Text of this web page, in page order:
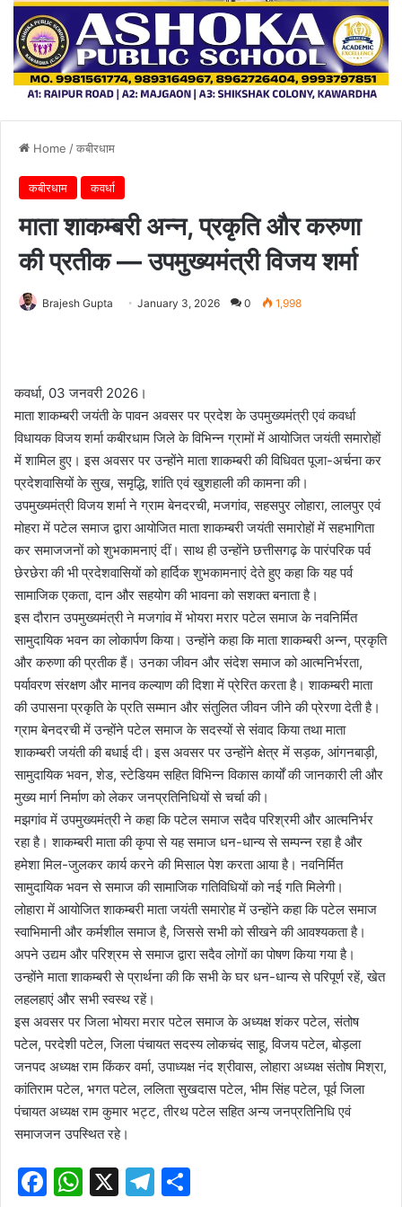
Home /कबीरधाम
कबीरधाम कवर्धा
माता शाकम्बरी अन्न, प्रकृति और करुणा
की प्रतीक — उपमुख्यमंत्री विजय शर्मा
Brajesh Gupta January 3, 2026 0 1,998
कवर्धा, 03 जनवरी 2026।
माता शाकम्बरी जयंती के पावन अवसर पर प्रदेश के उपमुख्यमंत्री एवं कवर्धा
विधायक विजय शर्मा कबीरधाम जिले के विभिन्न ग्रामों में आयोजित जयंती समारोहों
में शामिल हुए। इस अवसर पर उन्होंने माता शाकम्बरी की विधिवत पूजा-अर्चना कर
प्रदेशवासियों के सुख, समृद्धि, शांति एवं खुशहाली की कामना की।
उपमुख्यमंत्री विजय शर्मा ने ग्राम बेनदरची, मजगांव, सहसपुर लोहारा, लालपुर एवं
मोहरा में पटेल समाज द्वारा आयोजित माता शाकम्बरी जयंती समारोहों में सहभागिता
कर समाजजनों को शुभकामनाएं दीं। साथ ही उन्होंने छत्तीसगढ़ के पारंपरिक पर्व
छेरछेरा की भी प्रदेशवासियों को हार्दिक शुभकामनाएं देते हुए कहा कि यह पर्व
सामाजिक एकता, दान और सहयोग की भावना को सशक्त बनाता है।
इस दौरान उपमुख्यमंत्री ने मजगांव में भोयरा मरार पटेल समाज के नवनिर्मित
सामुदायिक भवन का लोकार्पण किया। उन्होंने कहा कि माता शाकम्बरी अन्न, प्रकृति
और करुणा की प्रतीक हैं। उनका जीवन और संदेश समाज को आत्मनिर्भरता,
पर्यावरण संरक्षण और मानव कल्याण की दिशा में प्रेरित करता है। शाकम्बरी माता
की उपासना प्रकृति के प्रति सम्मान और संतुलित जीवन जीने की प्रेरणा देती है।
ग्राम बेनदरची में उन्होंने पटेल समाज के सदस्यों से संवाद किया तथा माता
शाकम्बरी जयंती की बधाई दी। इस अवसर पर उन्होंने क्षेत्र में सड़क, आंगनबाड़ी,
सामुदायिक भवन, शेड, स्टेडियम सहित विभिन्न विकास कार्यों की जानकारी ली और
मुख्य मार्ग निर्माण को लेकर जनप्रतिनिधियों से चर्चा की।
मझगांव में उपमुख्यमंत्री ने कहा कि पटेल समाज सदैव परिश्रमी और आत्मनिर्भर
रहा है। शाकम्बरी माता की कृपा से यह समाज धन-धान्य से सम्पन्न रहा है और
हमेशा मिल-जुलकर कार्य करने की मिसाल पेश करता आया है। नवनिर्मित
सामुदायिक भवन से समाज की सामाजिक गतिविधियों को नई गति मिलेगी।
लोहारा में आयोजित शाकम्बरी माता जयंती समारोह में उन्होंने कहा कि पटेल समाज
स्वाभिमानी और कर्मशील समाज है, जिससे सभी को सीखने की आवश्यकता है।
अपने उद्यम और परिश्रम से समाज द्वारा सदैव लोगों का पोषण किया गया है।
उन्होंने माता शाकम्बरी से प्रार्थना की कि सभी के घर धन-धान्य से परिपूर्ण रहें, खेत
लहलहाएं और सभी स्वस्थ रहें।
इस अवसर पर जिला भोयरा मरार पटेल समाज के अध्यक्ष शंकर पटेल, संतोष
पटेल, परदेशी पटेल, जिला पंचायत सदस्य लोकचंद साहू, विजय पटेल, बोड़ला
जनपद अध्यक्ष राम किंकर वर्मा, उपाध्यक्ष नंद श्रीवास, लोहारा अध्यक्ष संतोष मिश्रा,
कांतिराम पटेल, भगत पटेल, ललिता सुखदास पटेल, भीम सिंह पटेल, पूर्व जिला
पंचायत अध्यक्ष राम कुमार भट्ट, तीरथ पटेल सहित अन्य जनप्रतिनिधि एवं
समाजजन उपस्थित रहे।
F
W X
T